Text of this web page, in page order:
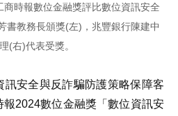
時報數位金融獎評比數位資訊安全
書教務長頒獎(左)，兆豐銀行陳建中
(右)代表受獎。
訊安全與反詐騙防護策略保障客
報2024數位金融獎「數位資訊安